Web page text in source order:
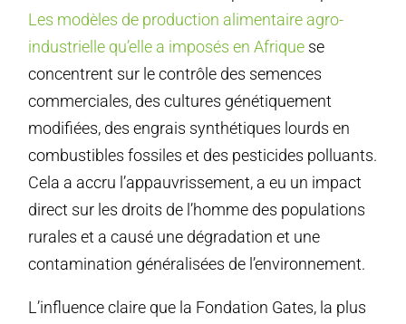
Les modèles de production alimentaire agro-
industrielle qu’elle a imposés en Afrique se
concentrent sur le contrôle des semences
commerciales, des cultures génétiquement
modifiées, des engrais synthétiques lourds en
combustibles fossiles et des pesticides polluants.
Cela a accru l’appauvrissement, a eu un impact
direct sur les droits de l’homme des populations
rurales et a causé une dégradation et une
contamination généralisées de l’environnement.
L’influence claire que la Fondation Gates, la plus